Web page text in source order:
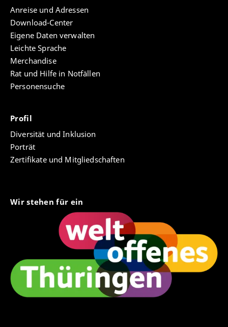
Anreise und Adressen
Download-Center
Eigene Daten verwalten
Leichte Sprache
Merchandise
Rat und Hilfe in Notfällen
Personensuche
Profil
Diversität und Inklusion
Porträt
Zertifikate und Mitgliedschaften
Wir stehen für ein